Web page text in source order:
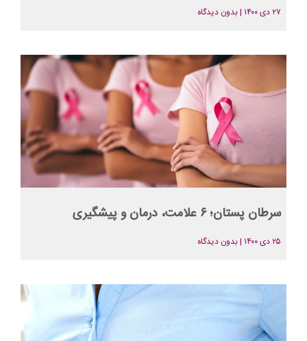
۲۷ دی ۱۴۰۰ بدون دیدگاه
سرطان پستان؛ ۶ علامت، درمان و پیشگیری
۲۵ دی ۱۴۰۰ بدون دیدگاه